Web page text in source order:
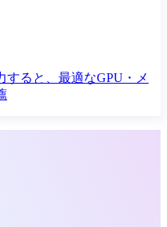
ると、最適なGPU・メ